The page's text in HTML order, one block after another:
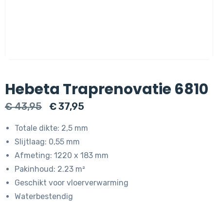
Hebeta Traprenovatie 6810
€43,95
Oorspronkelijke
€ 43,95.
€37,95
€ 37,95.
Totale dikte: 2,5 mm
Slijtlaag: 0,55 mm
Afmeting: 1220 x 183 mm
Pakinhoud: 2.23 m²
Geschikt voor vloerverwarming
Waterbestendig